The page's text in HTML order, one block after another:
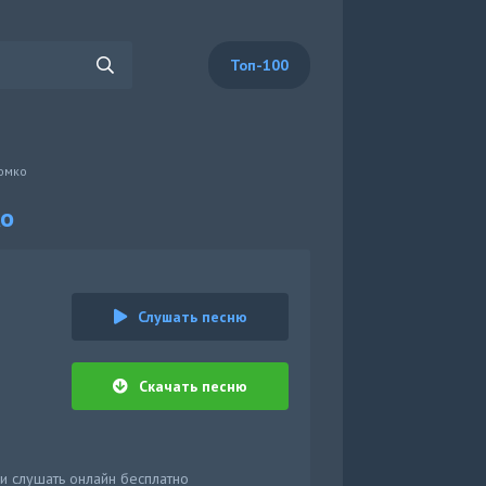
Топ-100
Слушать песню
Скачать песню
слушать онлайн бесплатно